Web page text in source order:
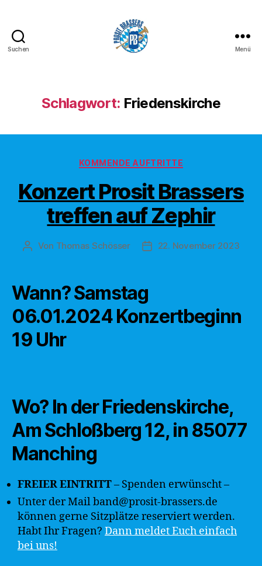
Suchen Menü
Schlagwort: Friedenskirche
Kategorien
KOMMENDE AUFTRITTE
Konzert Prosit Brassers
treffen auf Zephir
Beitragsautor
Von Thomas Schösser Veröffentlichungsdatum
22. November 2023
Wann? Samstag
06.01.2024Konzertbeginn
19 Uhr
Wo? In der Friedenskirche,
Am Schloßberg 12, in 85077
Manching
FREIER EINTRITT– Spenden erwünscht –
Unter der Mail band@prosit-brassers.de
können gerne Sitzplätze reserviert werden.
Habt Ihr Fragen? Dann meldet Euch einfach
bei uns!